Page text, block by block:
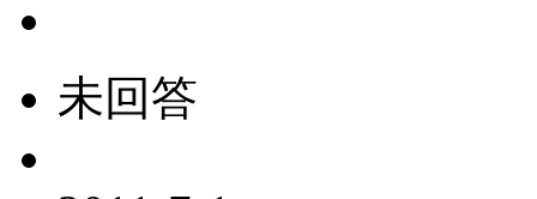
未回答